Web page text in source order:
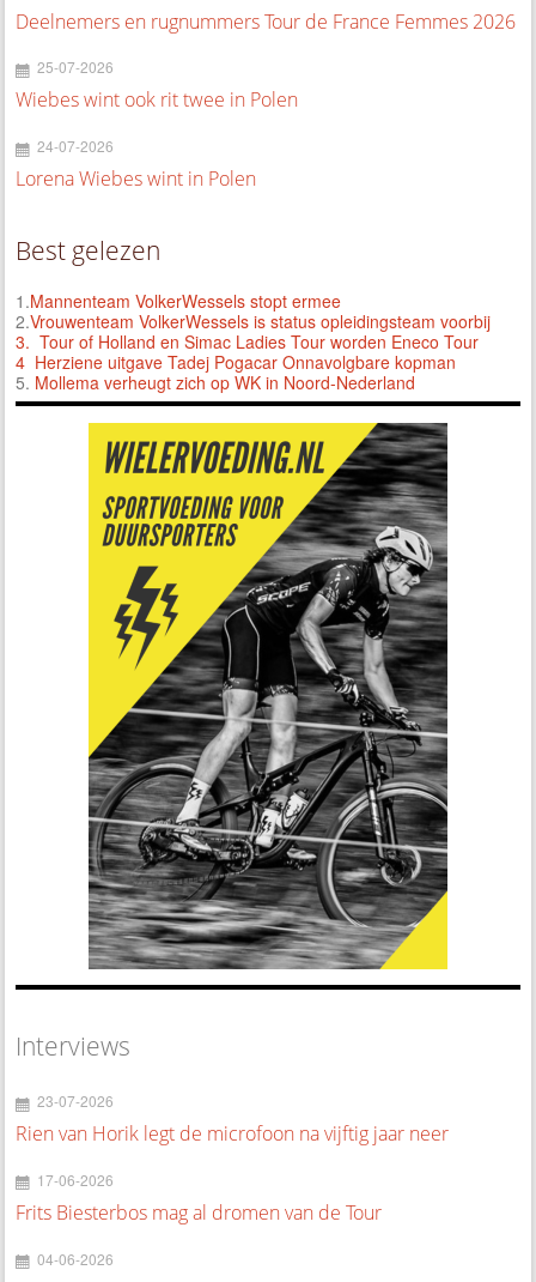
Deelnemers en rugnummers Tour de France Femmes 2026
25-07-2026
Wiebes wint ook rit twee in Polen
24-07-2026
Lorena Wiebes wint in Polen
Best gelezen
1.Mannenteam VolkerWessels stopt ermee
2.Vrouwenteam VolkerWessels is status opleidingsteam voorbij
3. Tour of Holland en Simac Ladies Tour worden Eneco Tour
4 Herziene uitgave Tadej Pogacar Onnavolgbare kopman
5. Mollema verheugt zich op WK in Noord-Nederland
Interviews
23-07-2026
Rien van Horik legt de microfoon na vijftig jaar neer
17-06-2026
Frits Biesterbos mag al dromen van de Tour
04-06-2026